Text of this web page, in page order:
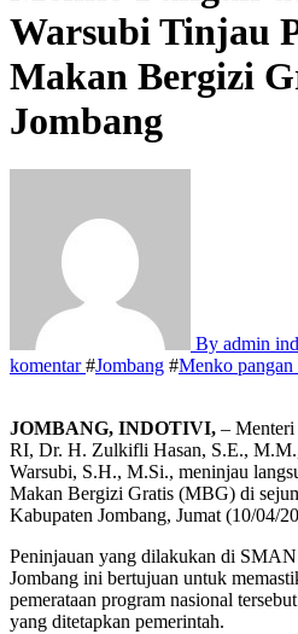
Warsubi Tinjau
Makan Bergizi
Jombang
By admin
komentar#Jombang #Menko pangan
JOMBANG, INDOTIVI, –
RI, Dr. H. Zulkifli Hasan, S.E.,
Warsubi, S.H., M.Si., meninjau
Makan Bergizi Gratis (MBG) di
Kabupaten Jombang, Jumat (10/04/
Peninjauan yang dilakukan di
Jombang ini bertujuan untuk
pemerataan program nasional
yang ditetapkan pemerintah.